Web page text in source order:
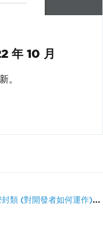
年 10 月
。
C# 密封類 (對開發者如何運作)